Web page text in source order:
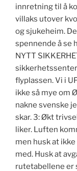
innretning til å
villaks utover
og sjukeheim.
spennende å se
NYTT
flyplassen. Vi i
ikke så mye om
nakne svenske
skar. 3: Økt
liker. Luften
men husk at
med. Husk at
rutetabellene er